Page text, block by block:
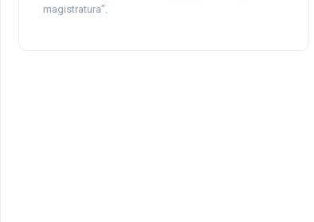
magistratura”.